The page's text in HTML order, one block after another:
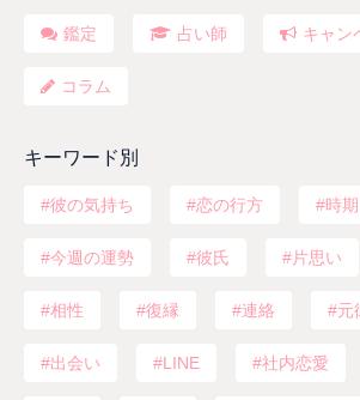
鑑定 占い師 キャン
コラム
キーワード別
彼の気持ち 恋の行方 時期
今週の運勢 彼氏 片思い
相性 復縁 連絡 元
出会い LINE 社内恋愛